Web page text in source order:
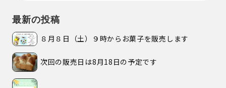
最新の投稿
８月８日（土）９時からお菓子を販売します
次回の販売日は8月18日の予定です